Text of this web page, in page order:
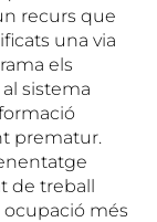
recurs que
una via
els
sistema
prematur.
de treball
més